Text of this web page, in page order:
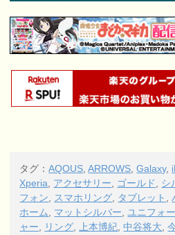
タグ：AQOUS,ARROWS,Galaxy,
Xperia, アクセサリー, ゴールド, シ
フォン, スマホリング, タブレット ,
ホーム, マットシルバー,ユニフォ
ャー, リング,上本博紀,中谷将大,